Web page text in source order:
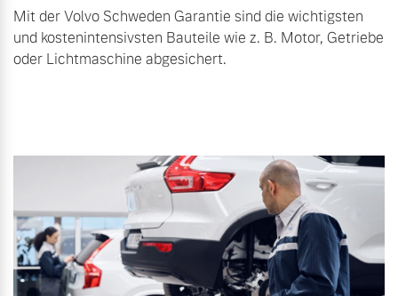
Mehr erfahren
Mehr erfahren
Finanzierung & Leasing
Mit der Volvo Schweden Garantie sind die wichtigsten
und kostenintensivsten Bauteile wie z. B. Motor, Getriebe
oder Lichtmaschine abgesichert.